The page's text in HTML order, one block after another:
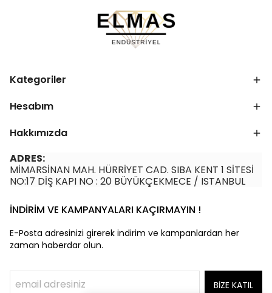
Kategoriler
Hesabım
Hakkımızda
ADRES:
MİMARSİNAN MAH. HÜRRİYET CAD. SIBA KENT 1 SİTESİ
NO:17 DİŞ KAPI NO : 20 BÜYÜKÇEKMECE / ISTANBUL
İNDİRİM VE KAMPANYALARI KAÇIRMAYIN !
E-Posta adresinizi girerek indirim ve kampanlardan her
zaman haberdar olun.
BİZE KATIL